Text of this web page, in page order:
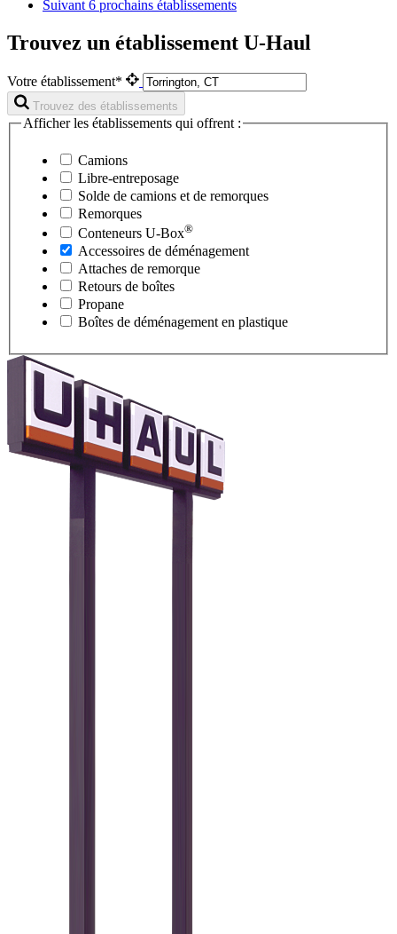
Suivant 6 prochains établissements
Trouvez un établissement U-Haul
Votre établissement*
Trouvez des établissements
Afficher les établissements qui offrent :
Camions
Libre-entreposage
Solde de camions et de remorques
Remorques
Conteneurs U-Box®
Accessoires de déménagement
Attaches de remorque
Retours de boîtes
Propane
Boîtes de déménagement en plastique